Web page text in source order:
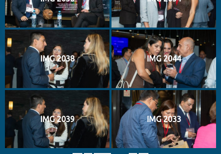
IMG 2038 IMG 2044
IMG 2039 IMG 2033